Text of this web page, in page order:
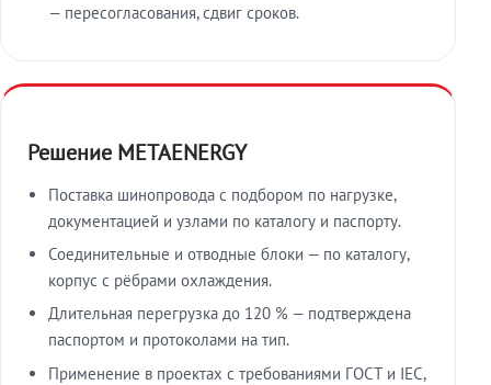
— пересогласования, сдвиг сроков.
Решение METAENERGY
Поставка шинопровода с подбором по нагрузке,
документацией и узлами по каталогу и паспорту.
Соединительные и отводные блоки — по каталогу,
корпус с рёбрами охлаждения.
Длительная перегрузка до 120 % — подтверждена
паспортом и протоколами на тип.
Применение в проектах с требованиями ГОСТ и IEC,